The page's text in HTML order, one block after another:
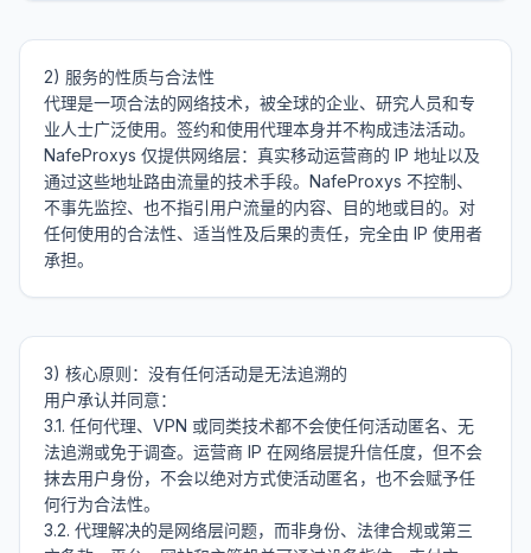
2) 服务的性质与合法性
代理是一项合法的网络技术，被全球的企业、研究人员和专
业人士广泛使用。签约和使用代理本身并不构成违法活动。
NafeProxys 仅提供网络层：真实移动运营商的 IP 地址以及
通过这些地址路由流量的技术手段。NafeProxys 不控制、
不事先监控、也不指引用户流量的内容、目的地或目的。对
任何使用的合法性、适当性及后果的责任，完全由 IP 使用者
3) 核心原则：没有任何活动是无法追溯的
用户承认并同意：
3.1. 任何代理、VPN 或同类技术都不会使任何活动匿名、无
法追溯或免于调查。运营商 IP 在网络层提升信任度，但不会
抹去用户身份，不会以绝对方式使活动匿名，也不会赋予任
何行为合法性。
3.2. 代理解决的是网络层问题，而非身份、法律合规或第三